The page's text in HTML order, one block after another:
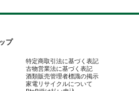
プ
特定商取引法に基づく表記
古物営業法に基づく表記
酒類販売管理者標識の掲示
家電リサイクルについて